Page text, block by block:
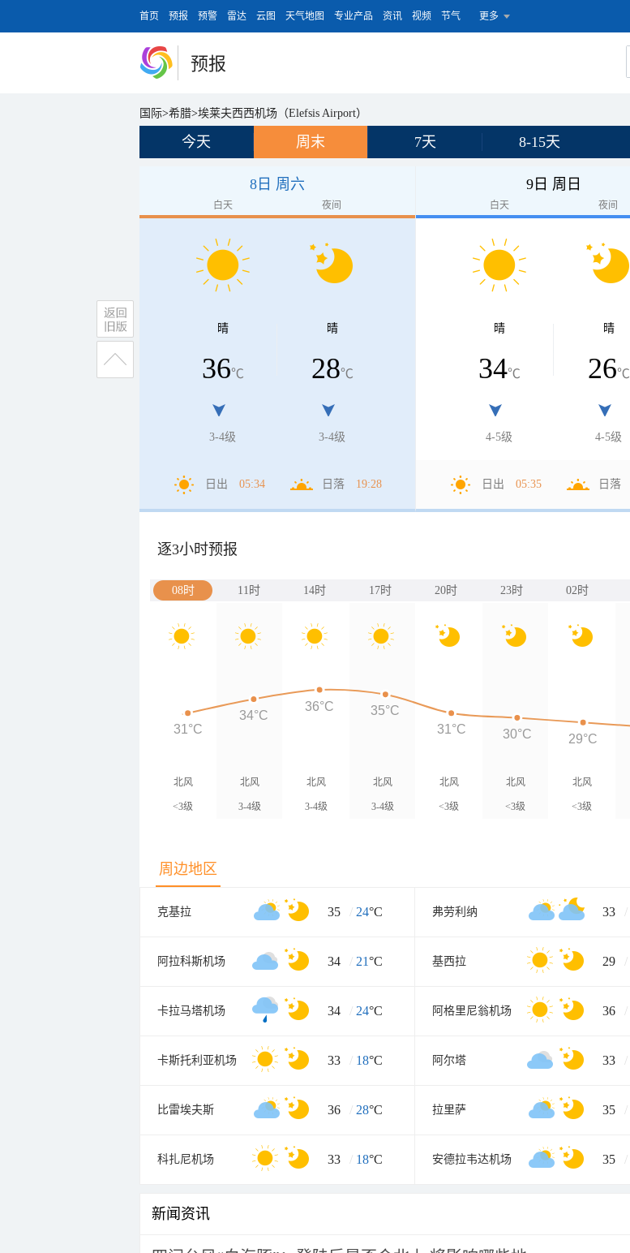
首页 预报 预警 雷达 云图 天气地图 专业产品 资讯 视频 节气 更多
预报
国际>希腊>埃莱夫西西机场（Elefsis Airport）
今天 周末 7天 8-15天
8日 周六
白天 夜间
晴
36℃
3-4级
晴
28℃
3-4级
日出 05:34 日落 19:28
9日 周日
白天 夜间
晴
34℃
4-5级
晴
26℃
4-5级
日出 05:35 日落
逐3小时预报
08时 11时 14时 17时 20时 23时 02时
北风
<3级
北风
3-4级
北风
3-4级
北风
3-4级
北风
<3级
北风
<3级
北风
<3级
31°C
34°C
36°C
35°C
31°C
30°C 29°C
周边地区
克基拉 35 / 24°C 弗劳利纳 33 /
阿拉科斯机场 34 / 21°C 基西拉 29 /
卡拉马塔机场 34 / 24°C 阿格里尼翁机场 36 /
卡斯托利亚机场 33 / 18°C 阿尔塔 33 /
比雷埃夫斯 36 / 28°C 拉里萨 35 /
科扎尼机场 33 / 18°C 安德拉韦达机场 35 /
新闻资讯